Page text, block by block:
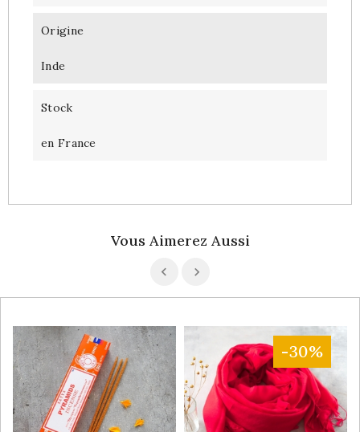
Origine
Inde
Stock
en France
Vous Aimerez Aussi
-30%